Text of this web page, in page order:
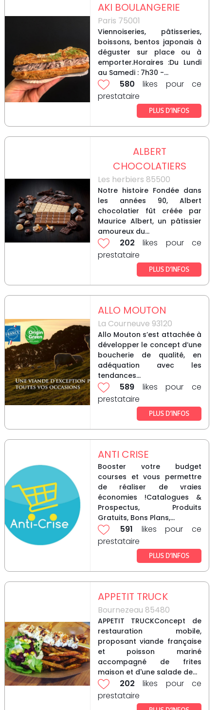
AKI BOULANGERIE
Paris 75001
Viennoiseries, pâtisseries,
boissons, bentos japonais à
déguster sur place ou à
emporter.Horaires :Du Lundi
au Samedi : 7h30 -...
580 likes pour ce
prestataire
PLUS D’INFOS
ALBERT
CHOCOLATIERS
Les herbiers 85500
Notre histoire Fondée dans
les années 90, Albert
chocolatier fût créée par
Maurice Albert, un pâtissier
amoureux du...
202 likes pour ce
prestataire
PLUS D’INFOS
ALLO MOUTON
La Courneuve 93120
Allo Mouton s’est attachée à
développer le concept d’une
boucherie de qualité, en
adéquation avec les
tendances...
589 likes pour ce
prestataire
PLUS D’INFOS
ANTI CRISE
Booster votre budget
courses et vous permettre
de réaliser de vraies
économies !Catalogues &
Prospectus, Produits
Gratuits, Bons Plans,...
591 likes pour ce
prestataire
PLUS D’INFOS
APPETIT TRUCK
Bournezeau 85480
APPETIT TRUCKConcept de
restauration mobile,
proposant viande française
et poisson mariné
accompagné de frites
maison et d'une salade de...
202 likes pour ce
prestataire